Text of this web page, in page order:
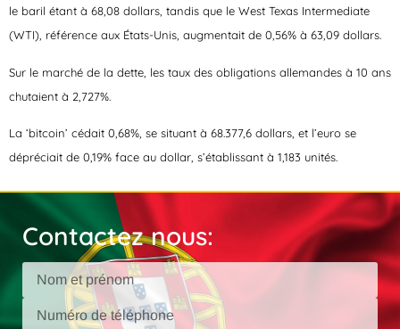
le baril étant à 68,08 dollars, tandis que le West Texas Intermediate
(WTI), référence aux États-Unis, augmentait de 0,56% à 63,09 dollars.
Sur le marché de la dette, les taux des obligations allemandes à 10 ans
chutaient à 2,727%.
La ‘bitcoin’ cédait 0,68%, se situant à 68.377,6 dollars, et l’euro se
dépréciait de 0,19% face au dollar, s’établissant à 1,183 unités.
Contactez nous: